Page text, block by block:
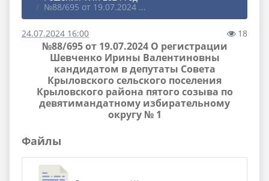
№88/695 от 19.07.2024 ...
24.07.2024 16:00 18
№88/695 от 19.07.2024 О регистрации
Шевченко Ирины Валентиновны
кандидатом в депутаты Совета
Крыловского сельского поселения
Крыловского района пятого созыва по
девятимандатному избирательному
округу № 1
Файлы